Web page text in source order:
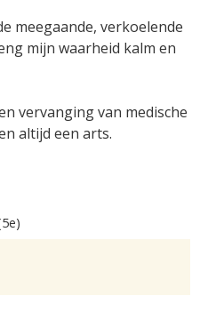
meegaande, verkoelende
mijn waarheid kalm en
vervanging van medische
altijd een arts.